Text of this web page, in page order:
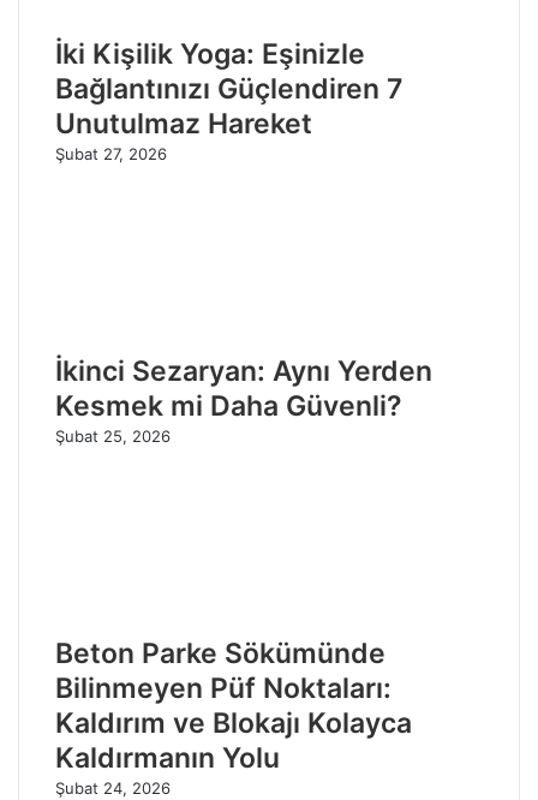
İki Kişilik Yoga: Eşinizle
Bağlantınızı Güçlendiren 7
Unutulmaz Hareket
Şubat 27, 2026
İkinci Sezaryan: Aynı Yerden
Kesmek mi Daha Güvenli?
Şubat 25, 2026
Beton Parke Sökümünde
Bilinmeyen Püf Noktaları:
Kaldırım ve Blokajı Kolayca
Kaldırmanın Yolu
Şubat 24, 2026